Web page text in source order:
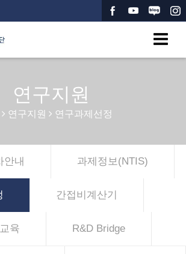
연구지원
연구지원 연구과제선정
안내 과제정보(NTIS)
간접비계산기
육 R&D Bridge